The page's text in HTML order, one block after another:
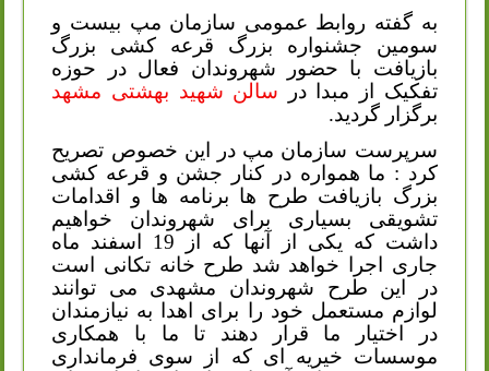
به گفته روابط عمومی سازمان مپ بیست و
سومین جشنواره بزرگ قرعه کشی بزرگ
بازیافت با حضور شهروندان فعال در حوزه
تفکیک از مبدا در سالن شهید بهشتی مشهد
برگزار گردید.
سرپرست سازمان مپ در این خصوص تصریح
کرد : ما همواره در کنار جشن و قرعه کشی
بزرگ بازیافت طرح ها برنامه ها و اقدامات
تشویقی بسیاری برای شهروندان خواهیم
داشت که یکی از آنها که از 19 اسفند ماه
جاری اجرا خواهد شد طرح خانه تکانی است
در این طرح شهروندان مشهدی می توانند
لوازم مستعمل خود را برای اهدا به نیازمندان
در اختیار ما قرار دهند تا ما با همکاری
موسسات خیریه ای که از سوی فرمانداری